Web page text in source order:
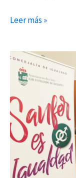
Leer más »
8M
2025
San
Fernando
de
Henares,
bajo
el